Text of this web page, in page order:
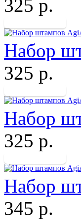
325 р.
Набор
325 р.
Набор
325 р.
Набор
345 р.